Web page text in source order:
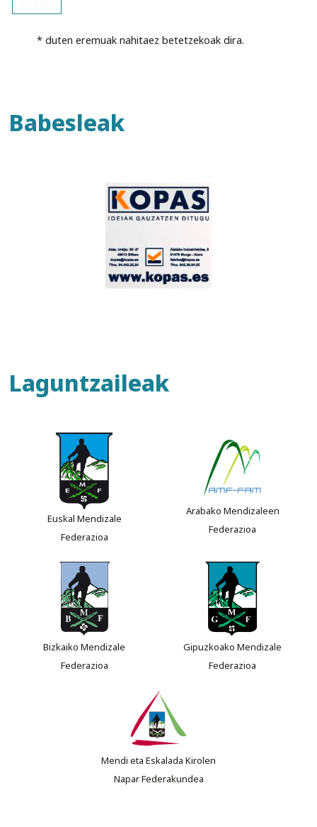
* duten eremuak nahitaez betetzekoak dira.
Babesleak
Laguntzaileak
Euskal Mendizale
Federazioa
Arabako Mendizaleen
Federazioa
Bizkaiko Mendizale
Federazioa
Gipuzkoako Mendizale
Federazioa
Mendi eta Eskalada Kirolen
Napar Federakundea